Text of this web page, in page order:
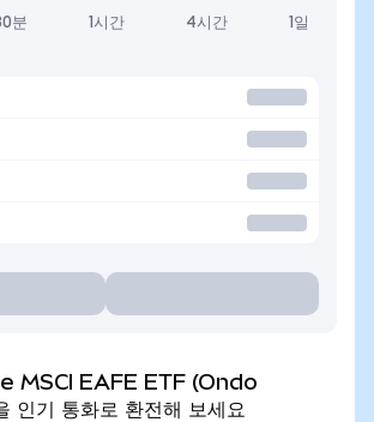
분 1시간 4시간 1일
MSCI EAFE ETF (Ondo
기 통화로 환전해 보세요